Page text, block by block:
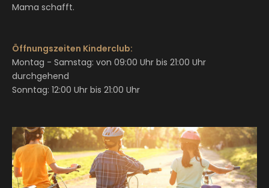
Mama schafft.
Öffnungszeiten Kinderclub:
Montag - Samstag: von 09:00 Uhr bis 21:00 Uhr
durchgehend
Sonntag: 12:00 Uhr bis 21:00 Uhr